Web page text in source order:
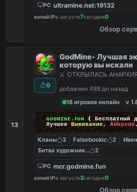
PC ultramine.net:19132
копий IPв августе7сегодня0
Обзор
13
0
GodMine- Лучшая
которую вы искали
⚔️ ОТКРЫЛАСЬ
добавлен 488 дн назад
18 игроков онлайн
v
ɢᴏᴅᴍɪɴᴇ.ꜰᴜɴ ❰ Бесплатный
Лучшее Выживание, Анархия
Кланы 3 Falsebookic 2
Битва художников 2
PC mcr.godmine.fun
копий IPв августе2сегодня0
Обзор